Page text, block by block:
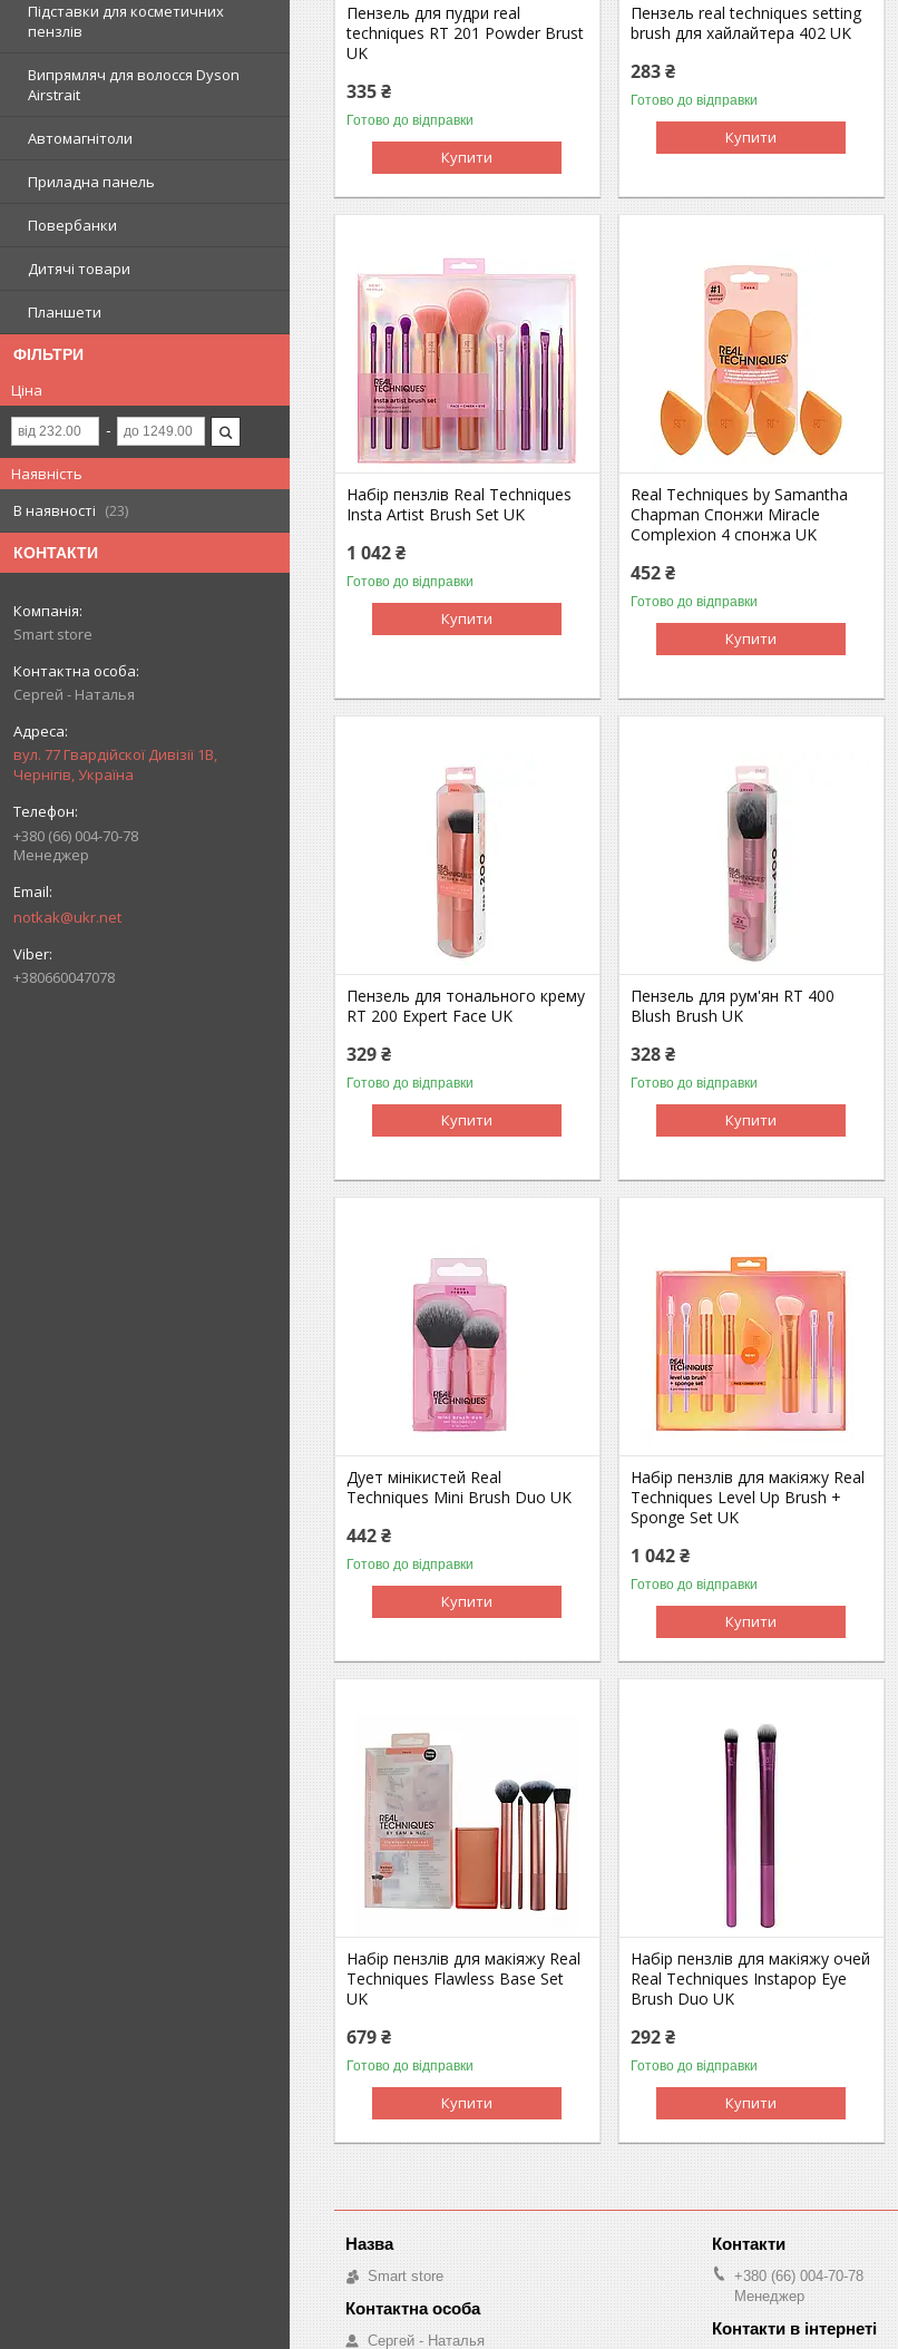
Підставки для косметичних
пензлів
Випрямляч для волосся Dyson
Airstrait
Автомагнітоли
Приладна панель
Повербанки
Дитячі товари
Планшети
ФІЛЬТРИ
Ціна
Наявність
В наявності
23
КОНТАКТИ
Smart store
Сергей - Наталья
вул. 77 Гвардійскої Дивізії 1В,
Чернігів, Україна
+380 (66) 004-70-78
Менеджер
notkak@ukr.net
+380660047078
Пензель для пудри real
techniques RT 201 Powder Brust
UK
335 ₴
Готово до відправки
Купити
Пензель real techniques setting
brush для хайлайтера 402 UK
283 ₴
Готово до відправки
Купити
Набір пензлів Real Techniques
Insta Artist Brush Set UK
1 042 ₴
Готово до відправки
Купити
Real Techniques by Samantha
Chapman Спонжи Miracle
Complexion 4 спонжа UK
452 ₴
Готово до відправки
Купити
Пензель для тонального крему
RT 200 Expert Face UK
329 ₴
Готово до відправки
Купити
Пензель для рум'ян RT 400
Blush Brush UK
328 ₴
Готово до відправки
Купити
Дует мінікистей Real
Techniques Mini Brush Duo UK
442 ₴
Готово до відправки
Купити
Набір пензлів для макіяжу Real
Techniques Level Up Brush +
Sponge Set UK
1 042 ₴
Готово до відправки
Купити
Набір пензлів для макіяжу Real
Techniques Flawless Base Set
UK
679 ₴
Готово до відправки
Купити
Набір пензлів для макіяжу очей
Real Techniques Instapop Eye
Brush Duo UK
292 ₴
Готово до відправки
Купити
Smart store
Сергей - Наталья
+380 (66) 004-70-78
Менеджер